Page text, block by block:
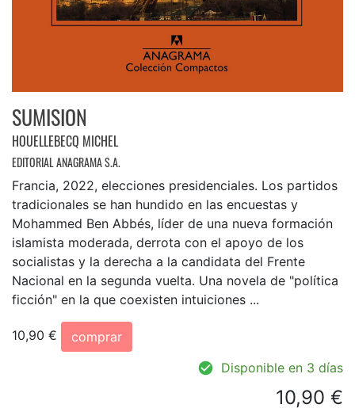
SUMISION
HOUELLEBECQ MICHEL
EDITORIAL ANAGRAMA S.A.
Francia, 2022, elecciones presidenciales. Los partidos
tradicionales se han hundido en las encuestas y
Mohammed Ben Abbés, líder de una nueva formación
islamista moderada, derrota con el apoyo de los
socialistas y la derecha a la candidata del Frente
Nacional en la segunda vuelta. Una novela de "política
ficción" en la que coexisten intuiciones ...
10,90 €
comprar
Disponible en 3 días
10,90 €